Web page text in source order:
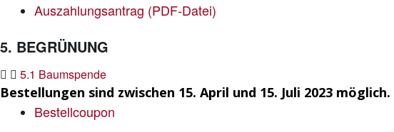
Auszahlungsantrag (PDF-Datei)
5. BEGRÜNUNG
5.1 Baumspende
Bestellungen sind zwischen 15. April und 15. Juli 2023 möglich.
Bestellcoupon